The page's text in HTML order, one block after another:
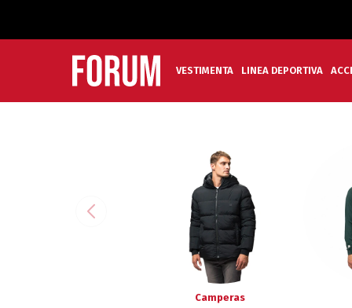
VESTIMENTA LINEA DEPORTIVA
Camperas